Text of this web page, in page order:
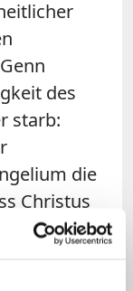
des
starb:
die
Christus
sein